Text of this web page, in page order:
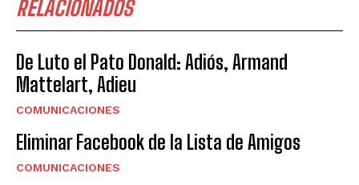
RELACIONADOS
De Luto el Pato Donald: Adiós, Armand
Mattelart, Adieu
COMUNICACIONES
Eliminar Facebook de la Lista de Amigos
COMUNICACIONES